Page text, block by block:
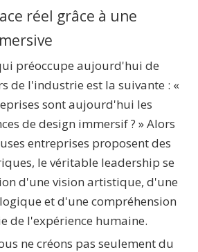
réel grâce à une
préoccupe aujourd'hui de
de l'industrie est la suivante : «
sont aujourd'hui les
de design immersif ? » Alors
entreprises proposent des
le véritable leadership se
d'une vision artistique, d'une
et d'une compréhension
de l'expérience humaine.
ne créons pas seulement du